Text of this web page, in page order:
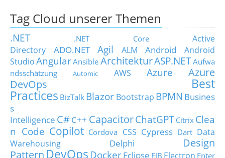
Tag Cloud unserer Themen
.NET .NET Core
Active
Directory
ADO.NET Agil ALM Android
Android
StudioAngularAnsible ArchitekturASP.NETAufwa
ndsschätzung
Automic AWS Azure
Azure
DevOps
Best
Practices BizTalk Blazor Bootstrap BPMN Busines
s
Intelligence C#C++ CapacitorChatGPT Citrix Clea
n Code Copilot Cordova CSS Cypress Dart Data
Warehousing
Delphi
Design
Pattern DevOps DockerEclipse EJB Electron Enter